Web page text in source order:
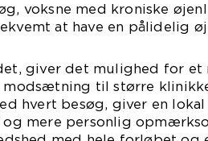
voksne med kroniske
at have en pålidelig
giver det mulighed for
til større
hvert besøg, giver en
mere personlig